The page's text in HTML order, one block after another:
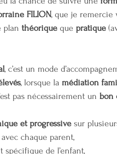
COORDINATION PARENTALE
FILION, que je remercie
plan théorique que pratique
, c’est un mode
, lorsque la médiation
pas nécessairement un bon
et progressive sur
chaque parent,
spécifique de l’enfant,